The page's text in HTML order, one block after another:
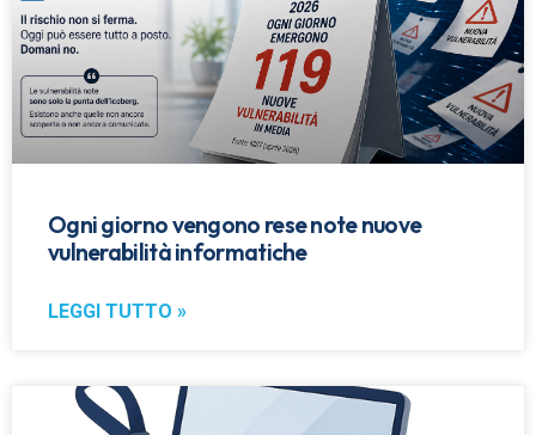
Ogni giorno vengono rese note nuove
vulnerabilità informatiche
LEGGI TUTTO »